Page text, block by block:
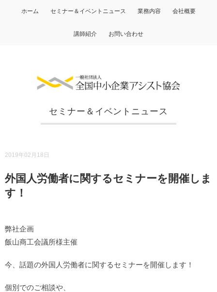
ホーム セミナー＆イベントニュース 業務内容 会社概要
講師紹介 お問い合わせ
セミナー＆イベントニュース
2019年02月18日
外国人労働者に関するセミナーを開催しま
す！
弊社企画
飯山商工会議所様主催
今、話題の外国人労働者に関するセミナーを開催します！
個別でのご相談や、